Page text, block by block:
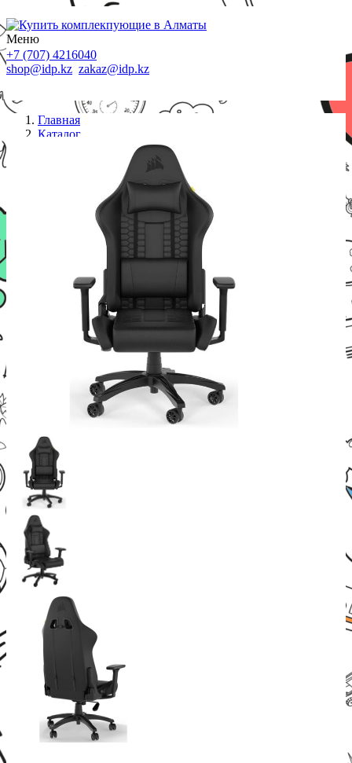
Меню
+7 (707) 4216040
shop@idp.kz zakaz@idp.kz
Главная
Каталог
Компьютерное кресло Corsair TC100 Relaxed
Leatherette (CF-9010050-WW)